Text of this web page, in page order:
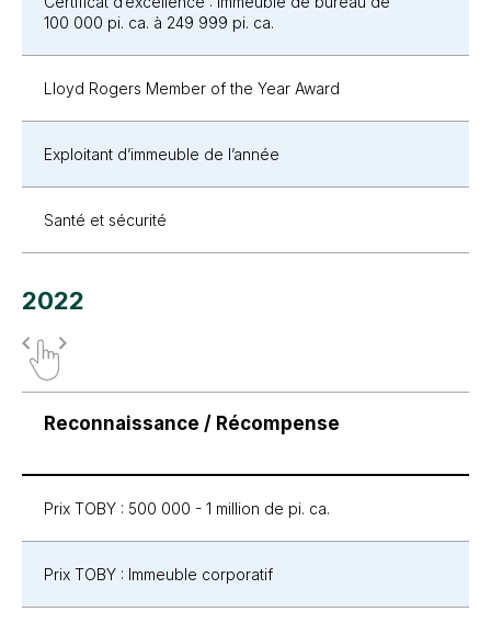
100 000 pi. ca. à 249 999 pi. ca.
Lloyd Rogers Member of the Year Award
Exploitant d’immeuble de l’année
Santé et sécurité
2022
Reconnaissance / Récompense
Prix TOBY : 500 000 - 1 million de pi. ca.
Prix TOBY : Immeuble corporatif